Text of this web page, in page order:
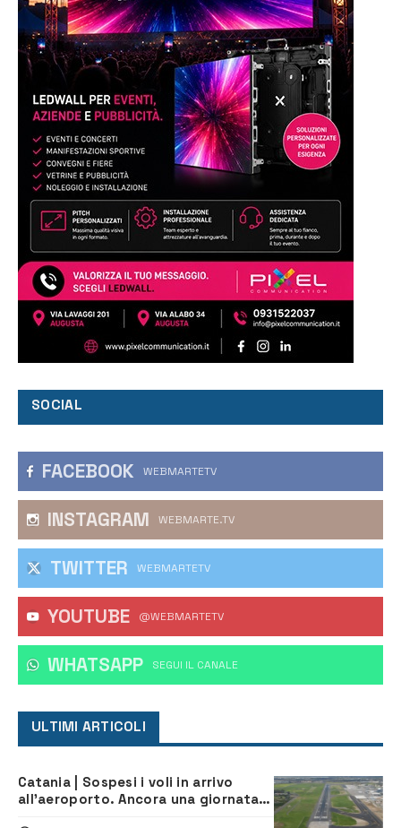
SOCIAL
FACEBOOK WEBMARTETV
INSTAGRAM WEBMARTE.TV
TWITTER WEBMARTETV
YOUTUBE @WEBMARTETV
WHATSAPP ‎SEGUI IL CANALE
ULTIMI ARTICOLI
Catania | Sospesi i voli in arrivo
all’aeroporto. Ancora una giornata